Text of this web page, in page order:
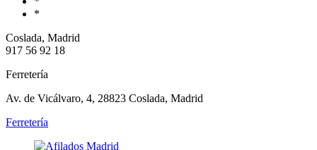
*
Coslada, Madrid
917 56 92 18
Ferretería
Av. de Vicálvaro, 4, 28823 Coslada, Madrid
Ferretería